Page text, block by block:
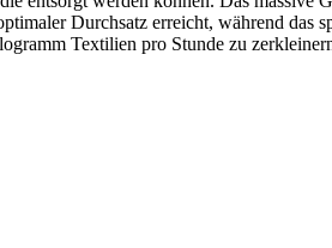
Durchsatz erreicht, während das
Textilien pro Stunde zu